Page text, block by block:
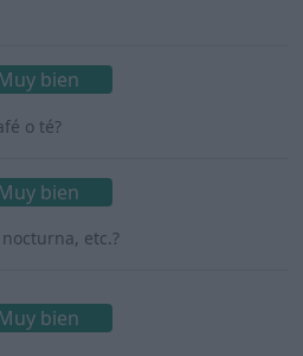
bien
o té?
bien
etc.?
bien